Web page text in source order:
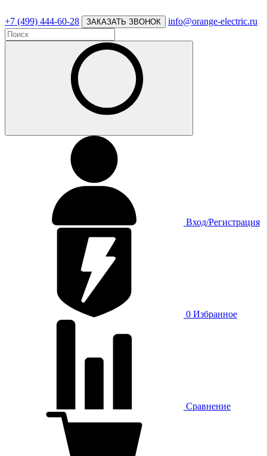
+7 (499) 444-60-28 ЗАКАЗАТЬ ЗВОНОК info@orange-electric.ru
Вход/Регистрация
0 Избранное
Сравнение